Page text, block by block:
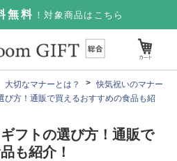
無料 ！対象商品はこちら
切なマナーとは？
快気祝いのマナー
び方！通販で買えるおすすめの食品も紹
フトの選び方！通販で
も紹介！